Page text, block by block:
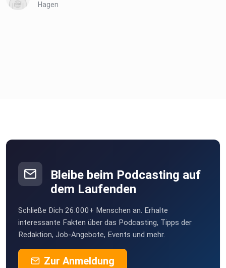
Hagen
Bleibe beim Podcasting auf
dem Laufenden
Schließe Dich 26.000+ Menschen an. Erhalte
interessante Fakten über das Podcasting, Tipps der
Redaktion, Job-Angebote, Events und mehr.
Zur Anmeldung